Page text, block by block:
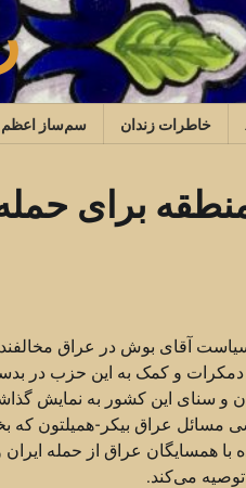
خاطرات زندان سم‌ساز اعظم
برای حمله
سیاست آقای بوش در عراق
دمکرات و کمک به این حزب در
و سنای این کشور به نمایش
مسائل عراق بیکر-همیلتون که
با همسایگان عراق از حمله
می‌کند.